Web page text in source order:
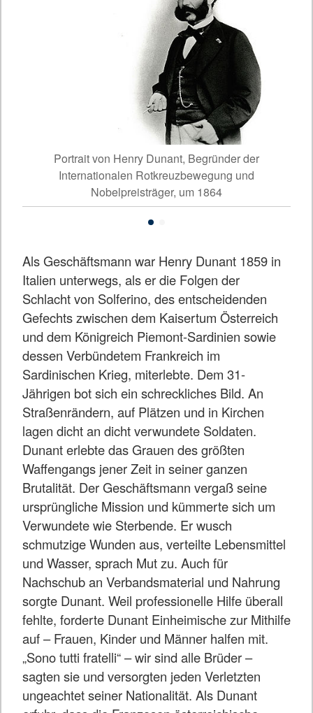
Portrait von Henry Dunant, Begründer der
Internationalen Rotkreuzbewegung und
Nobelpreisträger, um 1864
Als Geschäftsmann war Henry Dunant 1859 in
Italien unterwegs, als er die Folgen der
Schlacht von Solferino, des entscheidenden
Gefechts zwischen dem Kaisertum Österreich
und dem Königreich Piemont-Sardinien sowie
dessen Verbündetem Frankreich im
Sardinischen Krieg, miterlebte. Dem 31-
Jährigen bot sich ein schreckliches Bild. An
Straßenrändern, auf Plätzen und in Kirchen
lagen dicht an dicht verwundete Soldaten.
Dunant erlebte das Grauen des größten
Waffengangs jener Zeit in seiner ganzen
Brutalität. Der Geschäftsmann vergaß seine
ursprüngliche Mission und kümmerte sich um
Verwundete wie Sterbende. Er wusch
schmutzige Wunden aus, verteilte Lebensmittel
und Wasser, sprach Mut zu. Auch für
Nachschub an Verbandsmaterial und Nahrung
sorgte Dunant. Weil professionelle Hilfe überall
fehlte, forderte Dunant Einheimische zur Mithilfe
auf – Frauen, Kinder und Männer halfen mit.
„Sono tutti fratelli“ – wir sind alle Brüder –
sagten sie und versorgten jeden Verletzten
ungeachtet seiner Nationalität. Als Dunant